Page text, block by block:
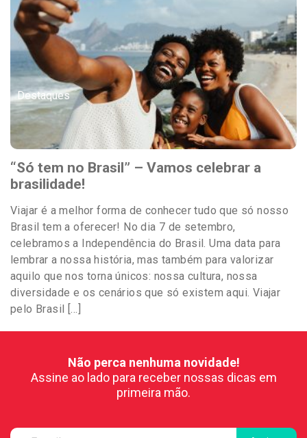
Destaques
“Só tem no Brasil” – Vamos celebrar a
brasilidade!
Viajar é a melhor forma de conhecer tudo que só nosso
Brasil tem a oferecer! No dia 7 de setembro,
celebramos a Independência do Brasil. Uma data para
lembrar a nossa história, mas também para valorizar
aquilo que nos torna únicos: nossa cultura, nossa
diversidade e os cenários que só existem aqui. Viajar
pelo Brasil […]
Não perca nenhuma novidade!
Assine ao lado para receber nossas dicas em
primeira mão.